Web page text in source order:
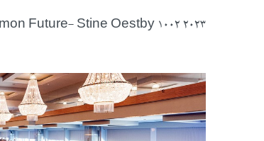
2023 Protecting Children in Armed Conflict – Our Common Future- Stine Oestby 1002